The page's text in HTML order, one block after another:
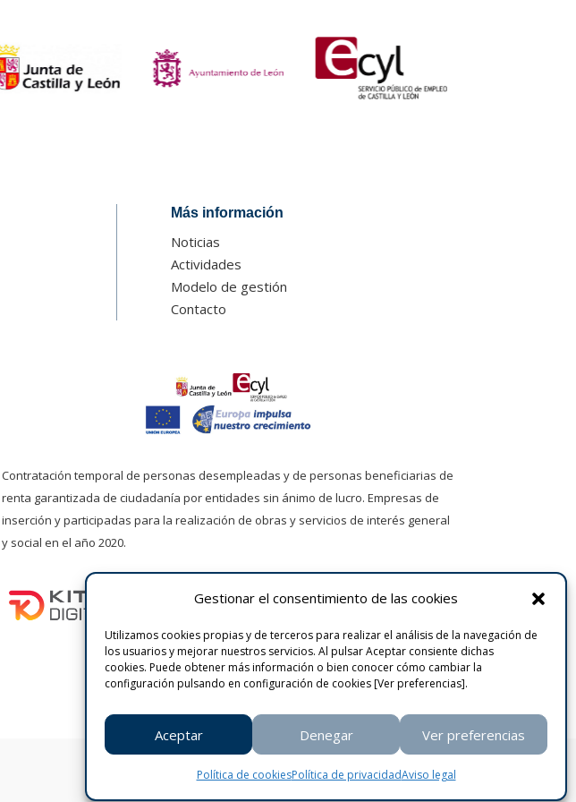
Gestionar el consentimiento de las cookies
Utilizamos cookies propias y de terceros para realizar el análisis de la navegación de
los usuarios y mejorar nuestros servicios. Al pulsar Aceptar consiente dichas
cookies. Puede obtener más información o bien conocer cómo cambiar la
configuración pulsando en configuración de cookies [Ver preferencias].
Aceptar Denegar Ver preferencias
Política de cookiesPolítica de privacidadAviso legal
Más información
Noticias
Actividades
Modelo de gestión
Contacto
Contratación temporal de personas desempleadas y de personas beneficiarias de
renta garantizada de ciudadanía por entidades sin ánimo de lucro. Empresas de
inserción y participadas para la realización de obras y servicios de interés general
y social en el año 2020.
Aviso legal | Política de privacidad